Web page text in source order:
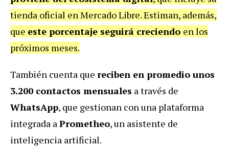
tienda oficial en Mercado Libre. Estiman, además,
que este porcentaje seguirá creciendo en los
próximos meses.
También cuenta que reciben en promedio unos
3.200 contactos mensuales a través de
WhatsApp, que gestionan con una plataforma
integrada aPrometheo, un asistente de
inteligencia artificial.